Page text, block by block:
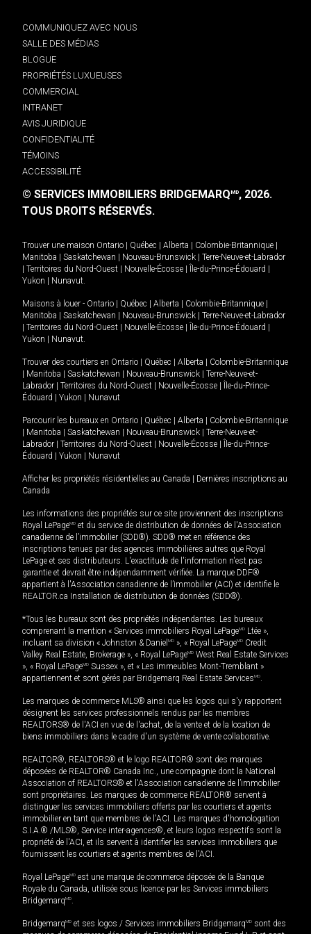
COMMUNIQUEZ AVEC NOUS
SALLE DES MÉDIAS
BLOGUE
PROPRIÉTÉS LUXUEUSES
COMMERCIAL
INTRANET
AVIS JURIDIQUE
CONFIDENTIALITÉ
TÉMOINS
ACCESSIBILITÉ
© SERVICES IMMOBILIERS BRIDGEMARQMD, 2026.
TOUS DROITS RÉSERVÉS.
Trouver une maison Ontario Québec Alberta Colombie-Britannique
Manitoba
Saskatchewan Nouveau-Brunswick
Terre-Neuve-et-Labrador
Territoires du Nord-Ouest Nouvelle-Écosse Île-du-Prince-Édouard
Yukon
Nunavut.
Maisons à louer - Ontario Québec Alberta Colombie-Britannique
Manitoba
Saskatchewan Nouveau-Brunswick
Terre-Neuve-et-Labrador
Territoires du Nord-Ouest Nouvelle-Écosse Île-du-Prince-Édouard
Yukon
Nunavut.
Trouver des courtiers en Ontario Québec Alberta
Colombie-Britannique
Manitoba Saskatchewan Nouveau-Brunswick
Terre-Neuve-et-
Labrador
Territoires du Nord-Ouest Nouvelle-Écosse
Île-du-Prince-
Édouard
Yukon Nunavut
Parcourir les bureaux en Ontario Québec Alberta
Colombie-Britannique
Manitoba Saskatchewan Nouveau-Brunswick
Terre-Neuve-et-
Labrador
Territoires du Nord-Ouest Nouvelle-Écosse
Île-du-Prince-
Édouard
Yukon Nunavut
Afficher les propriétés résidentielles au Canada
Dernières inscriptions au
Canada
Les informations des propriétés sur ce site proviennent des inscriptions
Royal LePageMD et du service de distribution de données de l'Association
canadienne de l’immobilier (SDD®). SDD® met en référence des
inscriptions tenues par des agences immobilières autres que Royal
LePage et ses distributeurs. L'exactitude de l'information n'est pas
garantie et devrait être indépendamment vérifiée. La marque DDF®
appartient à l'Association canadienne de l’immobilier (ACI) et identifie le
REALTOR.ca Installation de distribution de données (SDD®).
*Tous les bureaux sont des propriétés indépendantes. Les bureaux
comprenant la mention « Services immobiliers Royal LePageMD Ltée »,
incluant sa division « Johnston & Daniel MD », « Royal LePageMD Credit
Valley Real Estate, Brokerage », « Royal LePageMD West Real Estate Services
», « Royal LePageMD Sussex », et « Les immeubles Mont-Tremblant »
appartiennent et sont gérés par Bridgemarq Real Estate ServicesMD.
Les marques de commerce MLS® ainsi que les logos qui s'y rapportent
désignent les services professionnels rendus par les membres
REALTORS® de l'ACI en vue de l'achat, de la vente et de la location de
biens immobiliers dans le cadre d'un système de vente collaborative.
REALTOR®, REALTORS® et le logo REALTOR® sont des marques
déposées de REALTOR® Canada Inc., une compagnie dont la National
Association of REALTORS® et l'Association canadienne de l’immobilier
sont propriétaires. Les marques de commerce REALTOR® servent à
distinguer les services immobiliers offerts par les courtiers et agents
immobilier en tant que membres de l'ACI. Les marques d'homologation
S.I.A.® /MLS®, Service inter-agences®, et leurs logos respectifs sont la
propriété de l'ACI, et ils servent à identifier les services immobiliers que
fournissent les courtiers et agents membres de l'ACI.
Royal LePageMD est une marque de commerce déposée de la Banque
Royale du Canada, utilisée sous licence par les Services immobiliers
BridgemarqMD.
BridgemarqMD et ses logos / Services immobiliers BridgemarqMD sont des